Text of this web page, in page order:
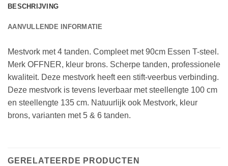
BESCHRIJVING
AANVULLENDE INFORMATIE
Mestvork met 4 tanden. Compleet met 90cm Essen T-steel.
Merk OFFNER, kleur brons. Scherpe tanden, professionele
kwaliteit. Deze mestvork heeft een stift-veerbus verbinding.
Deze mestvork is tevens leverbaar met steellengte 100 cm
en steellengte 135 cm. Natuurlijk ook Mestvork, kleur
brons, varianten met 5 & 6 tanden.
GERELATEERDE PRODUCTEN